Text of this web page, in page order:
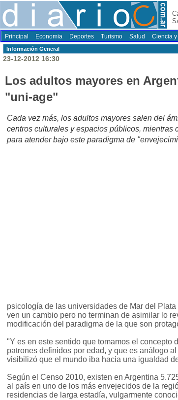
Principal Economia Deportes Turismo Salud Ciencia y
Información General
23-12-2012 16:30
Los adultos mayores en
"uni-age"
Cada vez más, los adultos mayores salen del
centros culturales y espacios públicos, mientras
para atender bajo este paradigma de
psicología de las universidades de Mar del
ven un cambio pero no terminan de asimilar lo
modificación del paradigma de la que son
"Y es en este sentido que tomamos el concepto
patrones definidos por edad, y que es análogo
visibilizó que el mundo iba hacia una igualdad
Según el Censo 2010, existen en Argentina
al país en uno de los más envejecidos de la
residencias de larga estadía, vulgarmente